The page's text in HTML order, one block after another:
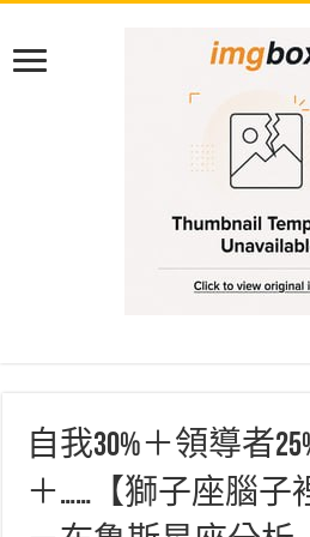
自我30%＋領導者
＋……【獅子座腦子